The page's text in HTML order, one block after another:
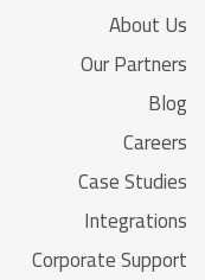
About Us
Our Partners
Blog
Careers
Case Studies
Integrations
Corporate Support